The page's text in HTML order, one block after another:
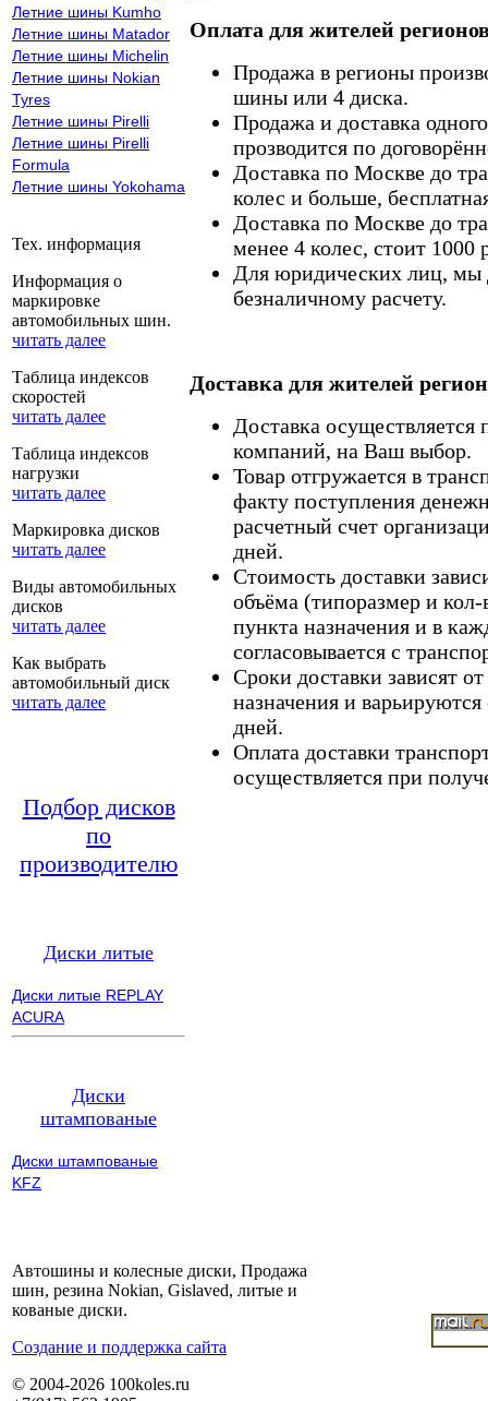
Летние шины Kumho
Летние шины Matador
Летние шины Michelin
Летние шины Nokian
Tyres
Летние шины Pirelli
Летние шины Pirelli
Formula
Летние шины Yokohama
Тех. информация
Информация о
маркировке
автомобильных шин.
читать далее
Таблица индексов
скоростей
читать далее
Таблица индексов
нагрузки
читать далее
Маркировка дисков
читать далее
Виды автомобильных
дисков
читать далее
Как выбрать
автомобильный диск
читать далее
Подбор дисков
по
производителю
Диски литые
Диски литые REPLAY
ACURA
Диски
штампованые
Диски штампованые
KFZ
Оплата для жителей
Продажа в регионы
шины или 4 диска.
Продажа и доставка
прозводится по
Доставка по Москве до
колес и больше,
Доставка по Москве до
менее 4 колес, стоит 1000
Для юридических лиц, мы
безналичному расчету.
Доставка для жителей
Доставка
компаний, на Ваш выбор.
Товар отгружается в
факту поступления
расчетный счет
дней.
Стоимость доставки
объёма (типоразмер и кол-
пункта назначения и в
согласовывается с
Сроки доставки зависят
назначения и
дней.
Оплата доставки
осуществляется при
Автошины и колесные диски, Продажа
шин, резина Nokian, Gislaved, литые и
кованые диски.
Cоздание и поддержка сайта
© 2004-2026 100koles.ru